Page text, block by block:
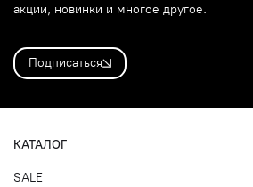
акции, новинки и многое другое.
Подписаться
КАТАЛОГ
SALE